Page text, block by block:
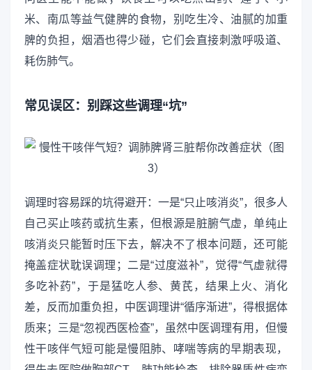
米、南瓜等益气健脾的食物，别吃生冷、油腻的加重
脾的负担，烟酒也得少碰，它们会直接刺激呼吸道、
耗伤肺气。
常见误区：别踩这些调理“坑”
调理时容易踩的坑得避开：一是“只止咳消炎”，很多人
自己买止咳药或抗生素，但根源是脏腑气虚，单纯止
咳消炎只能暂时压下去，解决不了根本问题，还可能
掩盖症状耽误调理；二是“过度滋补”，觉得“气虚就得
多吃补药”，于是猛吃人参、黄芪，结果上火、消化
差，反而加重负担，中医调理讲“循序渐进”，得根据体
质来；三是“忽视西医检查”，虽然中医调理有用，但慢
性干咳伴气短可能是慢阻肺、哮喘等病的早期表现，